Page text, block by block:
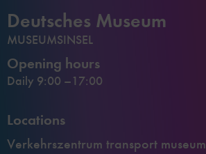
Deutsches Museum
MUSEUMSINSEL
Opening hours
Daily 9:00 –17:00
Locations
Verkehrszentrum transport museum